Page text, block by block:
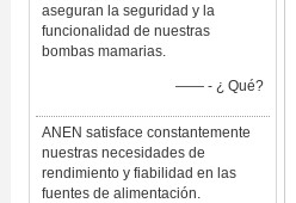
aseguran la seguridad y la
funcionalidad de nuestras
bombas mamarias.
—— - ¿ Qué?
ANEN satisface constantemente
nuestras necesidades de
rendimiento y fiabilidad en las
fuentes de alimentación.